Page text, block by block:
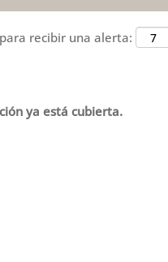
recibir una alerta:
ya está cubierta.